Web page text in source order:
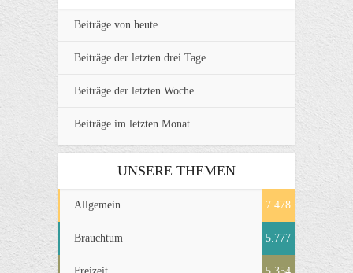
Beiträge von heute
Beiträge der letzten drei Tage
Beiträge der letzten Woche
Beiträge im letzten Monat
UNSERE THEMEN
Allgemein 7.478
Brauchtum 5.777